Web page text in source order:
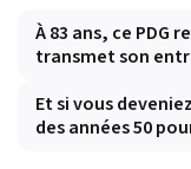
À 83 ans, ce PDG
transmet son
Et si vous
des années 50